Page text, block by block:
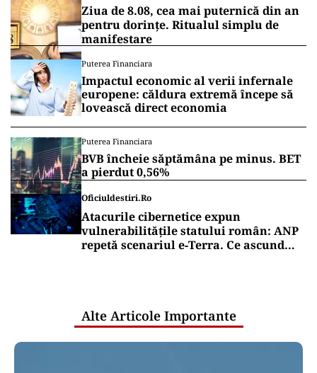
Ziua de 8.08, cea mai puternică din an
pentru dorințe. Ritualul simplu de
manifestare
Puterea Financiara
Impactul economic al verii infernale
europene: căldura extremă începe să
lovească direct economia
Puterea Financiara
BVB încheie săptămâna pe minus. BET
a pierdut 0,56%
Oficiuldestiri.ro
Atacurile cibernetice expun
vulnerabilitățile statului român: ANP
repetă scenariul e‑Terra. Ce ascund
Alte Articole Importante